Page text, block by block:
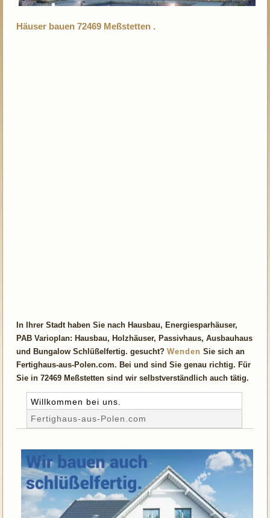
Häuser bauen 72469 Meßstetten .
In Ihrer Stadt haben Sie nach Hausbau, Energiesparhäuser,
PAB Varioplan: Hausbau, Holzhäuser, Passivhaus, Ausbauhaus
und Bungalow Schlüßelfertig. gesucht?Wenden Sie sich an
Fertighaus-aus-Polen.com. Bei und sind Sie genau richtig. Für
Sie in 72469 Meßstetten sind wir selbstverständlich auch tätig.
Willkommen bei uns.
Fertighaus-aus-Polen.com